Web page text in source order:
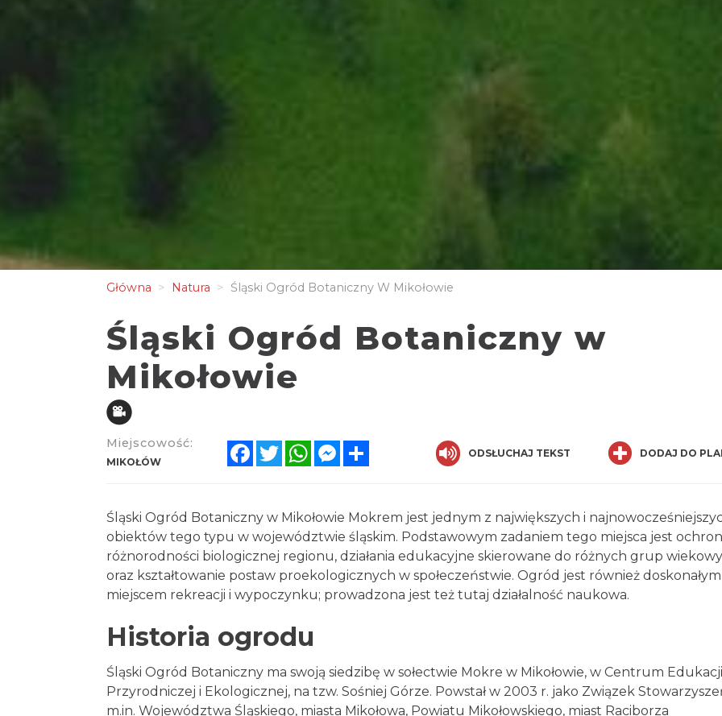
Główna Natura Śląski Ogród Botaniczny W Mikołowie
Śląski Ogród Botaniczny w
Mikołowie
Miejscowość:
MIKOŁÓW
FacebookTwitterWhatsAppMessenger ODSŁUCHAJ TEKST DODAJ DO
Śląski Ogród Botaniczny w Mikołowie Mokrem jest jednym z największych i
obiektów tego typu w województwie śląskim. Podstawowym zadaniem tego miejsca jest
różnorodności biologicznej regionu, działania edukacyjne skierowane do różnych grup
oraz kształtowanie postaw proekologicznych w społeczeństwie. Ogród jest również doskonałym
miejscem rekreacji i wypoczynku; prowadzona jest też tutaj działalność naukowa.
Historia ogrodu
Śląski Ogród Botaniczny ma swoją siedzibę w sołectwie Mokre w Mikołowie, w Centrum Edukacji
Przyrodniczej i Ekologicznej, na tzw. Sośniej Górze. Powstał w 2003 r. jako Związek
m.in. Województwa Śląskiego, miasta Mikołowa, Powiatu Mikołowskiego, miast Raciborza